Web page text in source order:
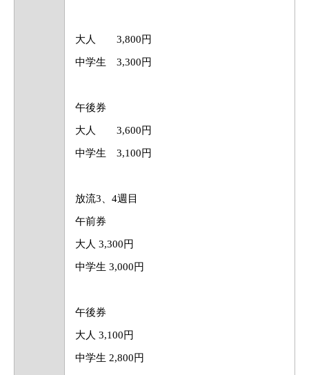
大人 3,800円
中学生 3,300円
午後券
大人 3,600円
中学生 3,100円
放流3、4週目
午前券
大人 3,300円
中学生 3,000円
午後券
大人 3,100円
中学生 2,800円